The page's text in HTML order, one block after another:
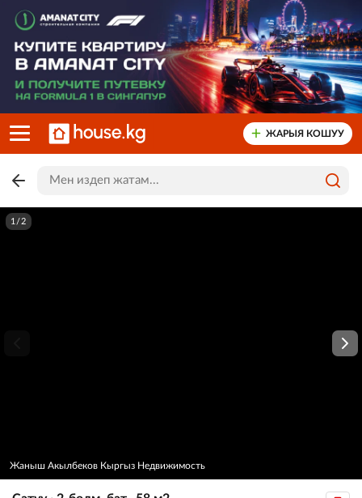
ЖАРЫЯ КОШУУ
1/2
Жаныш Акылбеков Кыргыз Недвижимость